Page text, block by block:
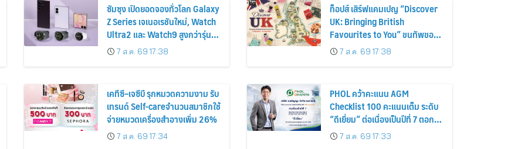
ซัมซุง เปิดยอดจองทั่วโลก Galaxy
Z Series เจเนอเรชันใหม่, Watch
Ultra2 และ Watch9 สูงกว่ารุ่น
ก่อนหน้ากว่า 30%
7 ส.ค. 69 17:38
ท็อปส์ เสิร์ฟแคมเปญ “Discover
UK: Bringing British
Favourites to You” ขนทัพของ
อร่อยและไอเท็มฮิตจากสหราช
อาณาจักร ส่งตรงถึงมือตั้งแต่วัน
7 ส.ค. 69 17:38
เคทีซี–เจซีบี รุกหมวดความงาม รับ
เทรนด์ Self-careจำนวนสมาชิกใช้
จ่ายหมวดเครื่องสำอางเพิ่ม 26%
7 ส.ค. 69 17:34
PHOL คว้าคะแนน AGM
Checklist 100 คะแนนเต็ม ระดับ
“ดีเยี่ยม” ต่อเนื่องเป็นปีที่ 7 ตอกย้ำ
การดำเนินธุรกิจตามหลักธรรมาภิ
บาล โปร่งใส สร้างความเชื่อมั่นผู้
7 ส.ค. 69 17:33